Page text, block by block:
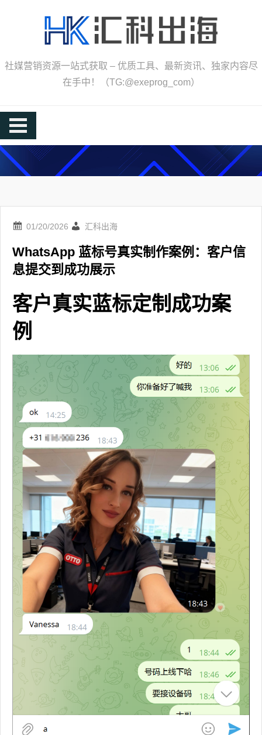
社媒营销资源一站式获取 – 优质工具、最新资讯、独家内容尽
在手中！（TG:@exeprog_com）
汇科出海
WhatsApp 蓝标号真实制作案例：客户信
息提交到成功展示
客户真实蓝标定制成功案
例